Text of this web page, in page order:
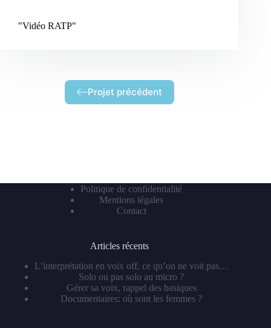
"Vidéo RATP"
Projet précédent
Politique de confidentialité
Mentions légales
Contact
Articles récents
L’interprétation en voix off, ce qu’on ne voit pas…
Solo ou pas solo au micro ?
Gérer sa voix, rappel des basiques
Documentaires: où sont les femmes ?